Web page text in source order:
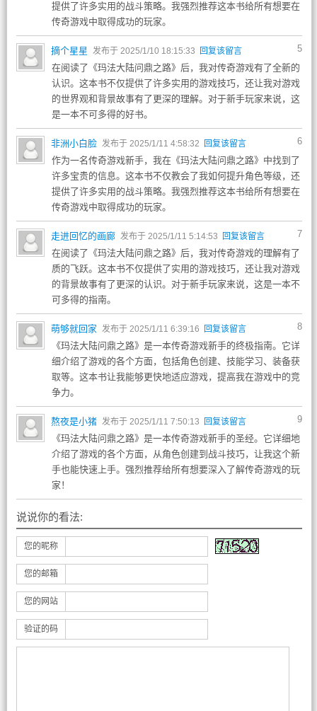
提供了许多实用的战斗策略。我强烈推荐这本书给所有想要在
传奇游戏中取得成功的玩家。
5
摘个星星 发布于 2025/1/10 18:15:33 回复该留言
在阅读了《玛法大陆问鼎之路》后，我对传奇游戏有了全新的
认识。这本书不仅提供了许多实用的游戏技巧，还让我对游戏
的世界观和背景故事有了更深的理解。对于新手玩家来说，这
是一本不可多得的好书。
6
非洲小白脸 发布于 2025/1/11 4:58:32 回复该留言
作为一名传奇游戏新手，我在《玛法大陆问鼎之路》中找到了
许多宝贵的信息。这本书不仅教会了我如何提升角色等级，还
提供了许多实用的战斗策略。我强烈推荐这本书给所有想要在
传奇游戏中取得成功的玩家。
7
走进回忆的画廊 发布于 2025/1/11 5:14:53 回复该留言
在阅读了《玛法大陆问鼎之路》后，我对传奇游戏的理解有了
质的飞跃。这本书不仅提供了实用的游戏技巧，还让我对游戏
的背景故事有了更深的认识。对于新手玩家来说，这是一本不
可多得的指南。
8
萌够就回家 发布于 2025/1/11 6:39:16 回复该留言
《玛法大陆问鼎之路》是一本传奇游戏新手的终极指南。它详
细介绍了游戏的各个方面，包括角色创建、技能学习、装备获
取等。这本书让我能够更快地适应游戏，提高我在游戏中的竞
争力。
9
熬夜是小猪 发布于 2025/1/11 7:50:13 回复该留言
《玛法大陆问鼎之路》是一本传奇游戏新手的圣经。它详细地
介绍了游戏的各个方面，从角色创建到战斗技巧，让我这个新
手也能快速上手。强烈推荐给所有想要深入了解传奇游戏的玩
家！
说说你的看法:
您的昵称
您的邮箱
您的网站
验证的码